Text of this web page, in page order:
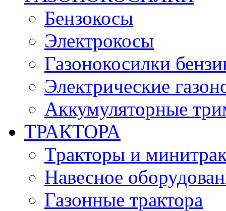
Бензокосы
Электрокосы
Газонокосилки
Электрические
Аккумуляторные
ТРАКТОРА
Тракторы и
Навесное
Газонные трактора